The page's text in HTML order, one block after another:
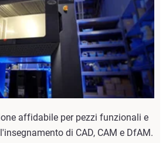
affidabile per pezzi funzionali e
di CAD, CAM e DfAM.